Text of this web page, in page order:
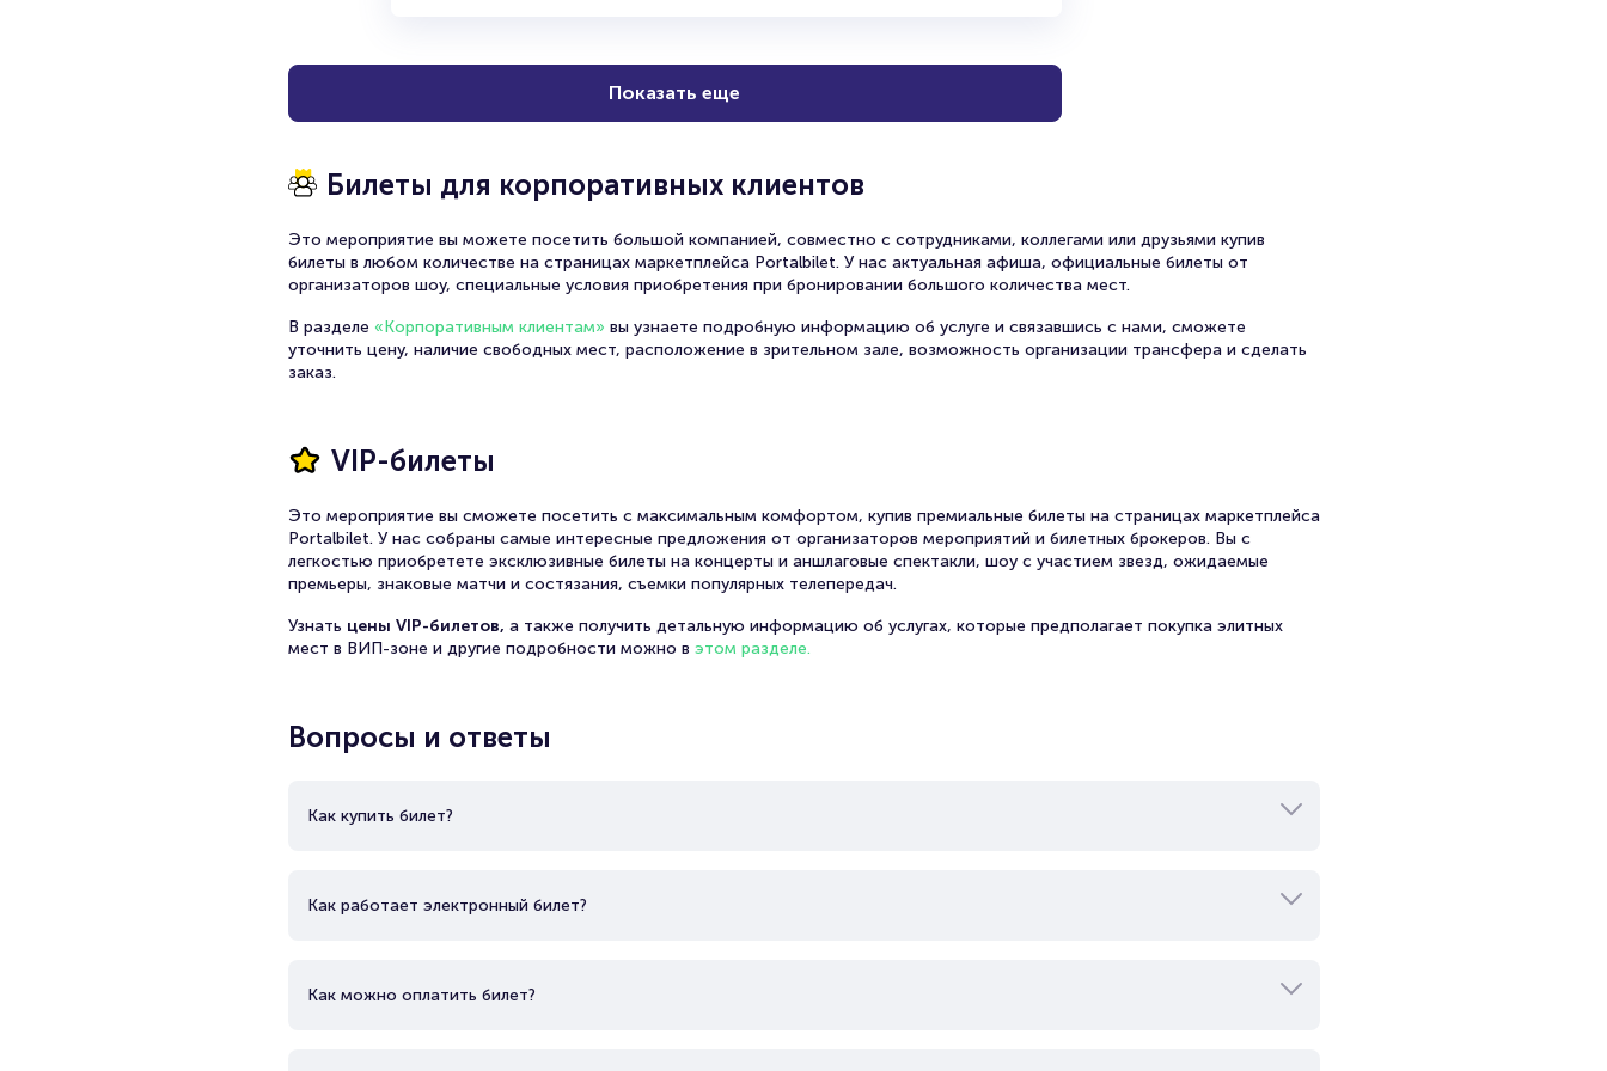
Показать еще
Билеты для корпоративных клиентов
Это мероприятие вы можете посетить большой компанией, совместно с сотрудниками, коллегами или друзьями купив
билеты в любом количестве на страницах маркетплейса Portalbilet. У нас актуальная афиша, официальные билеты от
организаторов шоу, специальные условия приобретения при бронировании большого количества мест.
В разделе «Корпоративным клиентам» вы узнаете подробную информацию об услуге и связавшись с нами, сможете
уточнить цену, наличие свободных мест, расположение в зрительном зале, возможность организации трансфера и сделать
заказ.
VIP-билеты
Это мероприятие вы сможете посетить с максимальным комфортом, купив премиальные билеты на страницах маркетплейса
Portalbilet. У нас собраны самые интересные предложения от организаторов мероприятий и билетных брокеров. Вы с
легкостью приобретете эксклюзивные билеты на концерты и аншлаговые спектакли, шоу с участием звезд, ожидаемые
премьеры, знаковые матчи и состязания, съемки популярных телепередач.
Узнать цены VIP-билетов, а также получить детальную информацию об услугах, которые предполагает покупка элитных
мест в ВИП-зоне и другие подробности можно в этом разделе.
Вопросы и ответы
Как купить билет?
Как работает электронный билет?
Как можно оплатить билет?